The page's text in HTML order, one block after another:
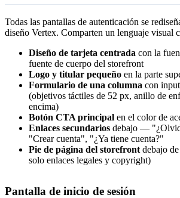
Todas las pantallas de autenticación se
diseño Vertex. Comparten un lenguaje visual
Diseño de tarjeta centrada con la
fuente de cuerpo del storefront
Logo y titular pequeño en la parte
Formulario de una columna con
(objetivos táctiles de 52 px, anillo de
encima)
Botón CTA principal en el color de
Enlaces secundarios debajo —
"Crear cuenta", "¿Ya tiene cuenta?"
Pie de página del storefront debajo
solo enlaces legales y copyright)
Pantalla de inicio de sesión